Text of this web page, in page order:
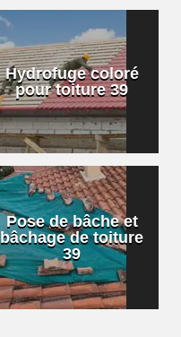
Hydrofuge coloré
pour toiture 39
Pose de bâche et
bâchage de toiture
39